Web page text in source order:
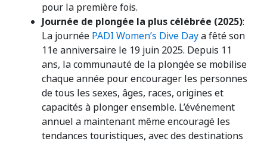
pour la première fois.
Journée de plongée la plus célébrée (2025):
La journée PADI Women’s Dive Daya fêté son
11e anniversaire le 19 juin 2025. Depuis 11
ans, la communauté de la plongée se mobilise
chaque année pour encourager les personnes
de tous les sexes, âges, races, origines et
capacités à plonger ensemble. L’événement
annuel a maintenant même encouragé les
tendances touristiques, avec des destinations